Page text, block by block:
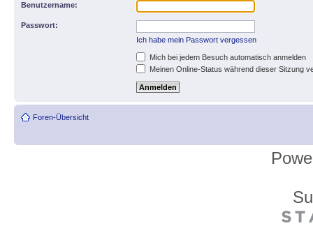
Benutzername:
Passwort:
Ich habe mein Passwort vergessen
Mich bei jedem Besuch automatisch anmelden
Meinen Online-Status während dieser Sitzung
Foren-Übersicht